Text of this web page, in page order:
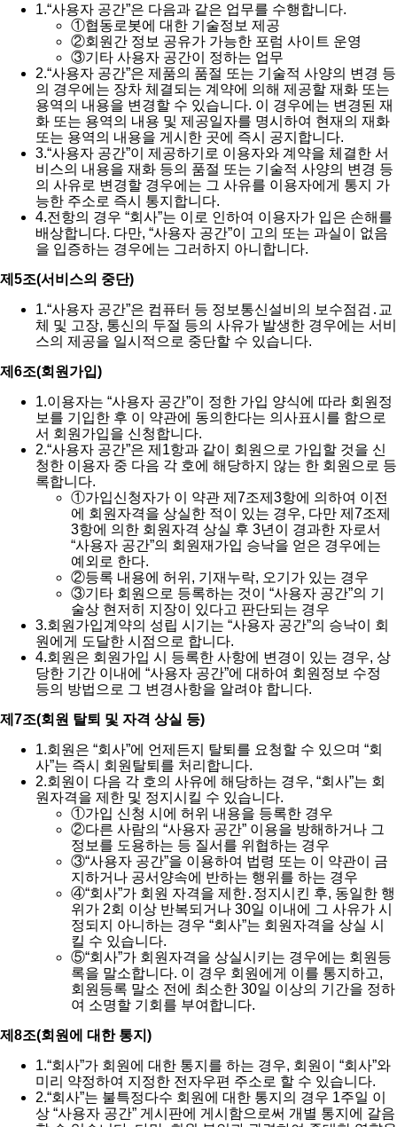
1.“사용자 공간”은 다음과 같은 업무를 수행합니다.
①협동로봇에 대한 기술정보 제공
②회원간 정보 공유가 가능한 포럼 사이트 운영
③기타 사용자 공간이 정하는 업무
2.“사용자 공간”은 제품의 품절 또는 기술적 사양의 변경 등
의 경우에는 장차 체결되는 계약에 의해 제공할 재화 또는
용역의 내용을 변경할 수 있습니다. 이 경우에는 변경된 재
화 또는 용역의 내용 및 제공일자를 명시하여 현재의 재화
또는 용역의 내용을 게시한 곳에 즉시 공지합니다.
3.“사용자 공간”이 제공하기로 이용자와 계약을 체결한 서
비스의 내용을 재화 등의 품절 또는 기술적 사양의 변경 등
의 사유로 변경할 경우에는 그 사유를 이용자에게 통지 가
능한 주소로 즉시 통지합니다.
4.전항의 경우 “회사”는 이로 인하여 이용자가 입은 손해를
배상합니다. 다만, “사용자 공간”이 고의 또는 과실이 없음
을 입증하는 경우에는 그러하지 아니합니다.
제5조(서비스의 중단)
1.“사용자 공간”은 컴퓨터 등 정보통신설비의 보수점검․교
체 및 고장, 통신의 두절 등의 사유가 발생한 경우에는 서비
스의 제공을 일시적으로 중단할 수 있습니다.
제6조(회원가입)
1.이용자는 “사용자 공간”이 정한 가입 양식에 따라 회원정
보를 기입한 후 이 약관에 동의한다는 의사표시를 함으로
서 회원가입을 신청합니다.
2.“사용자 공간”은 제1항과 같이 회원으로 가입할 것을 신
청한 이용자 중 다음 각 호에 해당하지 않는 한 회원으로 등
록합니다.
①가입신청자가 이 약관 제7조제3항에 의하여 이전
에 회원자격을 상실한 적이 있는 경우, 다만 제7조제
3항에 의한 회원자격 상실 후 3년이 경과한 자로서
“사용자 공간”의 회원재가입 승낙을 얻은 경우에는
예외로 한다.
②등록 내용에 허위, 기재누락, 오기가 있는 경우
③기타 회원으로 등록하는 것이 “사용자 공간”의 기
술상 현저히 지장이 있다고 판단되는 경우
3.회원가입계약의 성립 시기는 “사용자 공간”의 승낙이 회
원에게 도달한 시점으로 합니다.
4.회원은 회원가입 시 등록한 사항에 변경이 있는 경우, 상
당한 기간 이내에 “사용자 공간”에 대하여 회원정보 수정
등의 방법으로 그 변경사항을 알려야 합니다.
제7조(회원 탈퇴 및 자격 상실 등)
1.회원은 “회사”에 언제든지 탈퇴를 요청할 수 있으며 “회
사”는 즉시 회원탈퇴를 처리합니다.
2.회원이 다음 각 호의 사유에 해당하는 경우, “회사”는 회
원자격을 제한 및 정지시킬 수 있습니다.
①가입 신청 시에 허위 내용을 등록한 경우
②다른 사람의 “사용자 공간” 이용을 방해하거나 그
정보를 도용하는 등 질서를 위협하는 경우
③“사용자 공간”을 이용하여 법령 또는 이 약관이 금
지하거나 공서양속에 반하는 행위를 하는 경우
④“회사”가 회원 자격을 제한․정지시킨 후, 동일한 행
위가 2회 이상 반복되거나 30일 이내에 그 사유가 시
정되지 아니하는 경우 “회사”는 회원자격을 상실 시
킬 수 있습니다.
⑤“회사”가 회원자격을 상실시키는 경우에는 회원등
록을 말소합니다. 이 경우 회원에게 이를 통지하고,
회원등록 말소 전에 최소한 30일 이상의 기간을 정하
여 소명할 기회를 부여합니다.
제8조(회원에 대한 통지)
1.“회사”가 회원에 대한 통지를 하는 경우, 회원이 “회사”와
미리 약정하여 지정한 전자우편 주소로 할 수 있습니다.
2.“회사”는 불특정다수 회원에 대한 통지의 경우 1주일 이
상 “사용자 공간” 게시판에 게시함으로써 개별 통지에 갈음